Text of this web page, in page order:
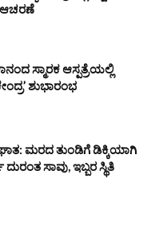
ಆಚರಣೆ
ಸ್ಮಾರಕ ಆಸ್ಪತ್ರೆಯಲ್ಲಿ
ಶುಭಾರಂಭ
ಮರದ ತುಂಡಿಗೆ ಡಿಕ್ಕಿಯಾಗಿ
ದುರಂತ ಸಾವು, ಇಬ್ಬರ ಸ್ಥಿತಿ